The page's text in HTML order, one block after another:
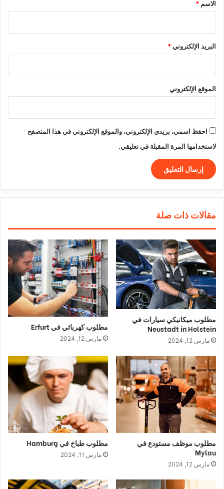
الاسم *
البريد الإلكتروني*
الموقع الإلكتروني
احفظ اسمي، بريدي الإلكتروني، والموقع الإلكتروني في هذا المتصفح
لاستخدامها المرة المقبلة في تعليقي.
مقالات ذات صلة
مطلوب ميكانيكي سيارات في
Neustadt in Holstein
مارس 12, 2024
مطلوب كهربائي في Erfurt
مارس 12, 2024
مطلوب موظف مستودع في
Mylau
مارس 12, 2024
مطلوب طباخ في Hamburg
مارس 11, 2024